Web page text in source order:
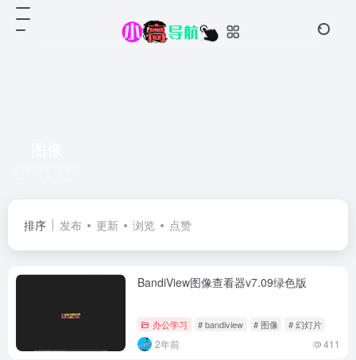
排序 发布 更新 浏览 点赞
BandiView图像查看器v7.09绿色版
办公学习 # bandiview # 图像 # 幻灯片
2年前 411